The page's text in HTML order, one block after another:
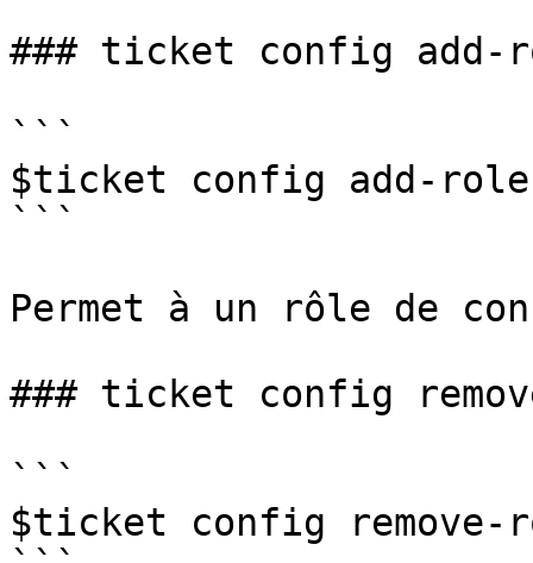
### ticket config add-
```
$ticket config add-role
```
Permet à un rôle de
### ticket config
```
$ticket config remove-